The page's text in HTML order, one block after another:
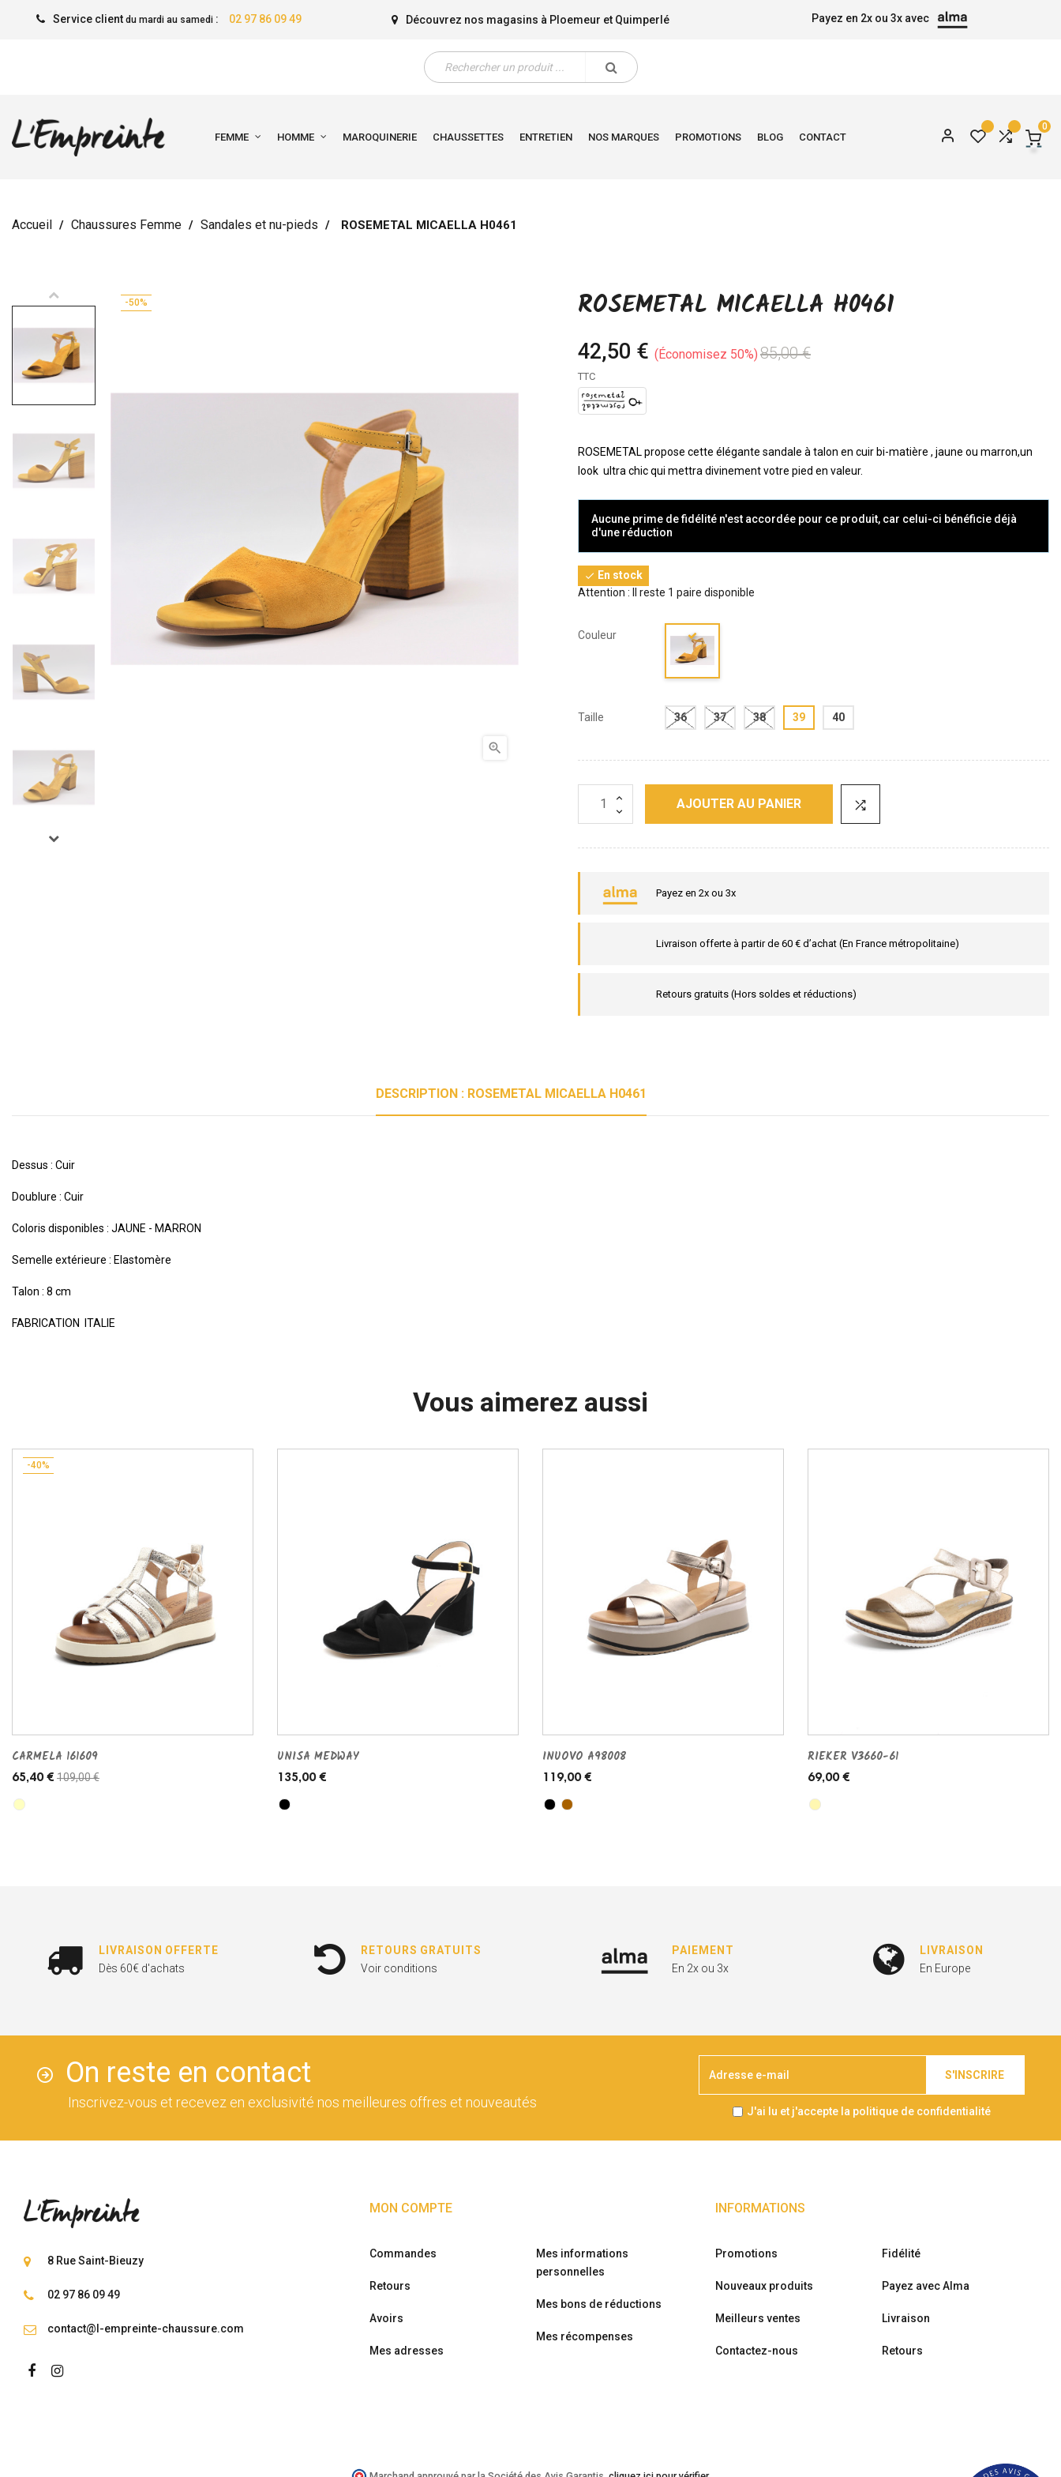
Service client du mardi au samedi: 02 97 86 09 49 Découvrez nos magasins à Ploemeur et Quimperlé Payez en 2x ou 3x avec
FEMME HOMME MAROQUINERIE CHAUSSETTES ENTRETIEN NOS MARQUES PROMOTIONS BLOG CONTACT
0
Accueil Chaussures Femme Sandales et nu-pieds ROSEMETAL MICAELLA H0461
-50%

ROSEMETAL MICAELLA H0461
42,50 € Économisez 50% 85,00 €
TTC
ROSEMETAL propose cette élégante sandale à talon en cuir bi-matière , jaune ou marron,un
look ultra chic qui mettra divinement votre pied en valeur.
Aucune prime de fidélité n'est accordée pour ce produit, car celui-ci bénéficie déjà
d'une réduction
 En stock
Attention : Il reste 1 paire disponible
Couleur
Taille 36 37 38 39 40
AJOUTER AU PANIER
Payez en 2x ou 3x
Livraison offerte à partir de 60 € d’achat (En France métropolitaine)
Retours gratuits (Hors soldes et réductions)
DESCRIPTION : ROSEMETAL MICAELLA H0461
Dessus : Cuir
Doublure : Cuir
Coloris disponibles : JAUNE - MARRON
Semelle extérieure : Elastomère
Talon : 8 cm
FABRICATION ITALIE
Vous aimerez aussi
-40%
CARMELA 161609
65,40 € 109,00 €
UNISA MEDWAY
135,00 €
INUOVO A98008
119,00 €
RIEKER V3660-61
69,00 €
LIVRAISON OFFERTE
Dès 60€ d'achats
RETOURS GRATUITS
Voir conditions
PAIEMENT
En 2x ou 3x
LIVRAISON
En Europe
On reste en contact
Inscrivez-vous et recevez en exclusivité nos meilleures offres et nouveautés
S'INSCRIRE
J'ai lu et j'accepte la politique de confidentialité
8 Rue Saint-Bieuzy
02 97 86 09 49
contact@l-empreinte-chaussure.com
MON COMPTE
Commandes
Retours
Avoirs
Mes adresses
Mes informations
personnelles
Mes bons de réductions
Mes récompenses
INFORMATIONS
Promotions
Nouveaux produits
Meilleurs ventes
Contactez-nous
Fidélité
Payez avec Alma
Livraison
Retours